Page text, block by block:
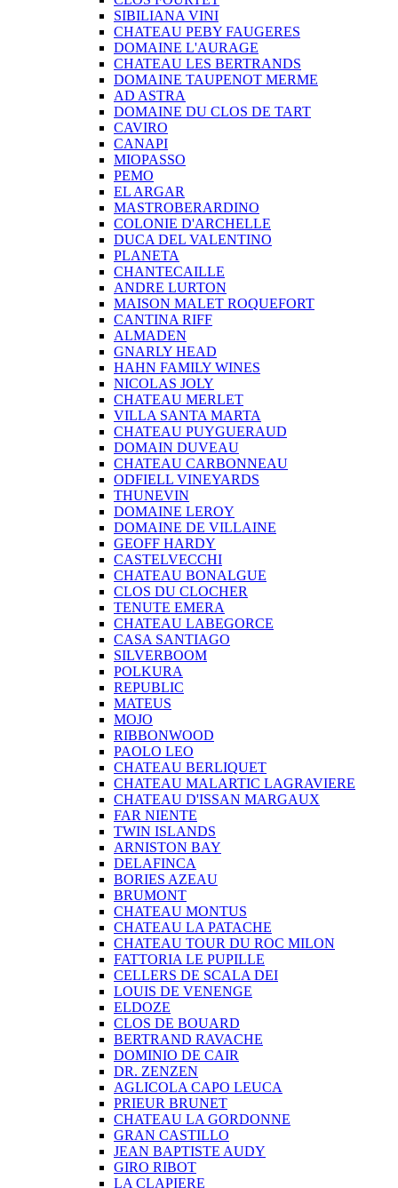
SIBILIANA VINI
CHATEAU PEBY FAUGERES
DOMAINE L'AURAGE
CHATEAU LES BERTRANDS
DOMAINE TAUPENOT MERME
AD ASTRA
DOMAINE DU CLOS DE TART
CAVIRO
CANAPI
MIOPASSO
PEMO
EL ARGAR
MASTROBERARDINO
COLONIE D'ARCHELLE
DUCA DEL VALENTINO
PLANETA
CHANTECAILLE
ANDRE LURTON
MAISON MALET ROQUEFORT
CANTINA RIFF
ALMADEN
GNARLY HEAD
HAHN FAMILY WINES
NICOLAS JOLY
CHATEAU MERLET
VILLA SANTA MARTA
CHATEAU PUYGUERAUD
DOMAIN DUVEAU
CHATEAU CARBONNEAU
ODFIELL VINEYARDS
THUNEVIN
DOMAINE LEROY
DOMAINE DE VILLAINE
GEOFF HARDY
CASTELVECCHI
CHATEAU BONALGUE
CLOS DU CLOCHER
TENUTE EMERA
CHATEAU LABEGORCE
CASA SANTIAGO
SILVERBOOM
POLKURA
REPUBLIC
MATEUS
MOJO
RIBBONWOOD
PAOLO LEO
CHATEAU BERLIQUET
CHATEAU MALARTIC LAGRAVIERE
CHATEAU D'ISSAN MARGAUX
FAR NIENTE
TWIN ISLANDS
ARNISTON BAY
DELAFINCA
BORIES AZEAU
BRUMONT
CHATEAU MONTUS
CHATEAU LA PATACHE
CHATEAU TOUR DU ROC MILON
FATTORIA LE PUPILLE
CELLERS DE SCALA DEI
LOUIS DE VENENGE
ELDOZE
CLOS DE BOUARD
BERTRAND RAVACHE
DOMINIO DE CAIR
DR. ZENZEN
AGLICOLA CAPO LEUCA
PRIEUR BRUNET
CHATEAU LA GORDONNE
GRAN CASTILLO
JEAN BAPTISTE AUDY
GIRO RIBOT
LA CLAPIERE